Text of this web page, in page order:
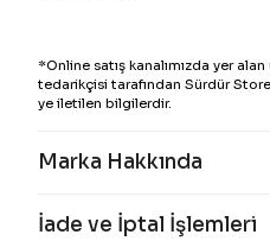
*Online satış kanalımızda yer
tedarikçisi tarafından Sürdür
ye iletilen bilgilerdir.
Marka Hakkında
İade ve İptal İşlemleri